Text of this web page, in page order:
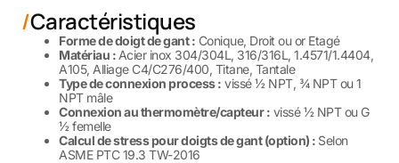
Caractéristiques
Forme de doigt de gant : Conique, Droit ou or Etagé
Matériau : Acier inox 304/304L, 316/316L, 1.4571/1.4404,
A105, Alliage C4/C276/400, Titane, Tantale
Type de connexion process : vissé ½ NPT, ¾ NPT ou 1
NPT mâle
Connexion au thermomètre/capteur : vissé ½ NPT ou G
½ femelle
Calcul de stress pour doigts de gant (option) : Selon
ASME PTC 19.3 TW-2016